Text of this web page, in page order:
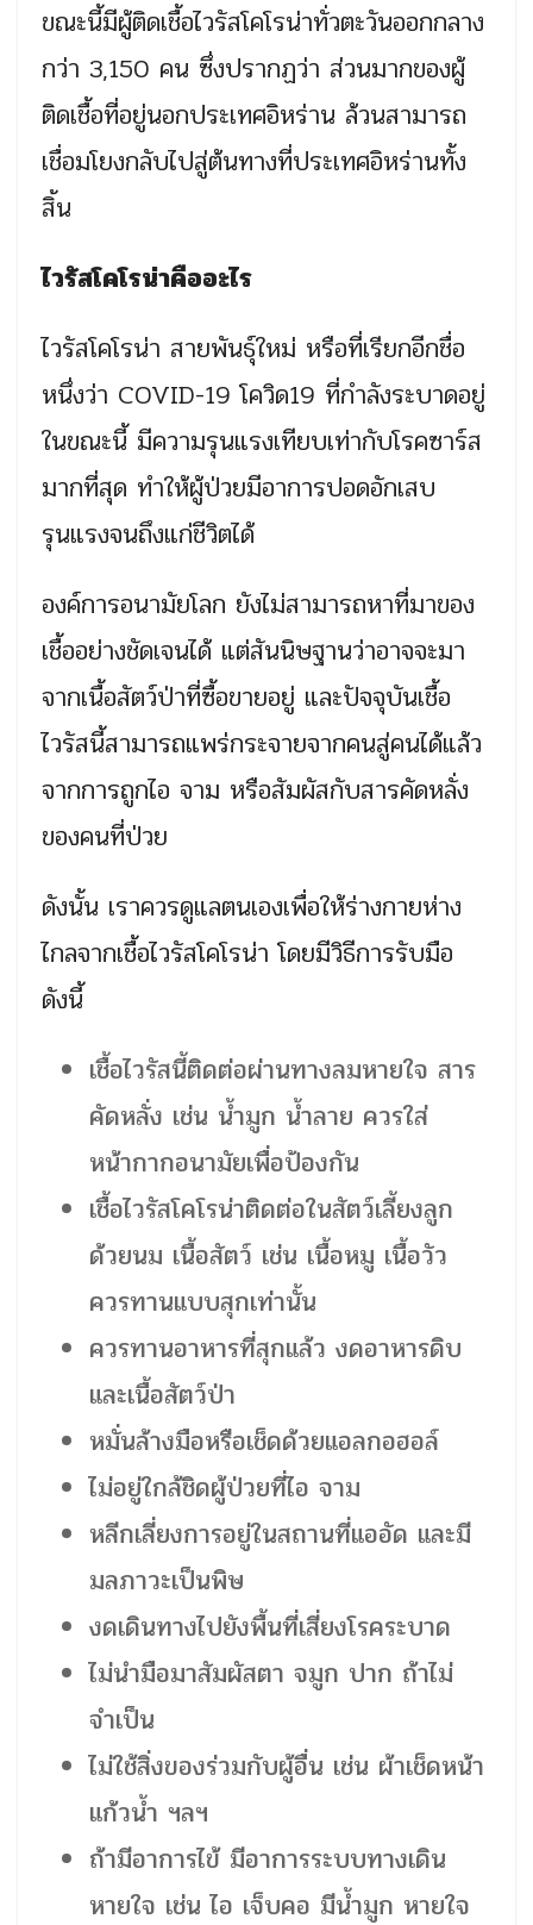
ขณะนี้มีผู้ติดเชื้อไวรัสโคโรน่าทั่วตะวันออกกลาง
กว่า 3,150 คน ซึ่งปรากฏว่า ส่วนมากของผู้
ติดเชื้อที่อยู่นอกประเทศอิหร่าน ล้วนสามารถ
เชื่อมโยงกลับไปสู่ต้นทางที่ประเทศอิหร่านทั้ง
สิ้น
ไวรัสโคโรน่าคืออะไร
ไวรัสโคโรน่า สายพันธุ์ใหม่ หรือที่เรียกอีกชื่อ
หนึ่งว่า COVID-19 โควิด19 ที่กำลังระบาดอยู่
ในขณะนี้ มีความรุนแรงเทียบเท่ากับโรคซาร์ส
มากที่สุด ทำให้ผู้ป่วยมีอาการปอดอักเสบ
รุนแรงจนถึงแก่ชีวิตได้
องค์การอนามัยโลก ยังไม่สามารถหาที่มาของ
เชื้ออย่างชัดเจนได้ แต่สันนิษฐานว่าอาจจะมา
จากเนื้อสัตว์ป่าที่ซื้อขายอยู่ และปัจจุบันเชื้อ
ไวรัสนี้สามารถแพร่กระจายจากคนสู่คนได้แล้ว
จากการถูกไอ จาม หรือสัมผัสกับสารคัดหลั่ง
ของคนที่ป่วย
ดังนั้น เราควรดูแลตนเองเพื่อให้ร่างกายห่าง
ไกลจากเชื้อไวรัสโคโรน่า โดยมีวิธีการรับมือ
ดังนี้
เชื้อไวรัสนี้ติดต่อผ่านทางลมหายใจ สาร
คัดหลั่ง เช่น น้ำมูก น้ำลาย ควรใส่
หน้ากากอนามัยเพื่อป้องกัน
เชื้อไวรัสโคโรน่าติดต่อในสัตว์เลี้ยงลูก
ด้วยนม เนื้อสัตว์ เช่น เนื้อหมู เนื้อวัว
ควรทานแบบสุกเท่านั้น
ควรทานอาหารที่สุกแล้ว งดอาหารดิบ
และเนื้อสัตว์ป่า
หมั่นล้างมือหรือเช็ดด้วยแอลกอฮอล์
ไม่อยู่ใกล้ชิดผู้ป่วยที่ไอ จาม
หลีกเลี่ยงการอยู่ในสถานที่แออัด และมี
มลภาวะเป็นพิษ
งดเดินทางไปยังพื้นที่เสี่ยงโรคระบาด
ไม่นำมือมาสัมผัสตา จมูก ปาก ถ้าไม่
จำเป็น
ไม่ใช้สิ่งของร่วมกับผู้อื่น เช่น ผ้าเช็ดหน้า
แก้วน้ำ ฯลฯ
ถ้ามีอาการไข้ มีอาการระบบทางเดิน
หายใจ เช่น ไอ เจ็บคอ มีน้ำมูก หายใจ